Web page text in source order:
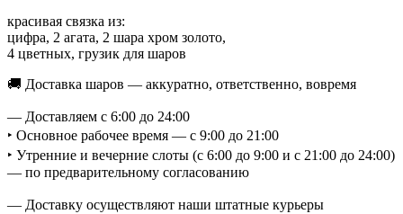
красивая связка из:
цифра, 2 агата, 2 шара хром золото,
4 цветных, грузик для шаров
🚚 Доставка шаров — аккуратно, ответственно, вовремя
— Доставляем с 6:00 до 24:00
‣ Основное рабочее время — с 9:00 до 21:00
‣ Утренние и вечерние слоты (с 6:00 до 9:00 и с 21:00 до 24:00)
— по предварительному согласованию
— Доставку осуществляют наши штатные курьеры